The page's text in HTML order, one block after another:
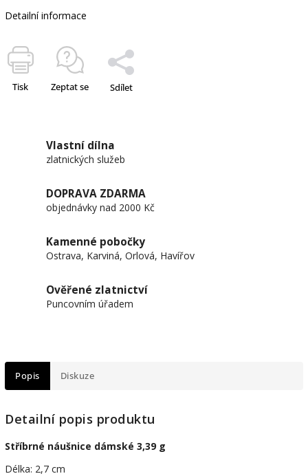
Detailní informace
Tisk Zeptat se Sdílet
Vlastní dílna
zlatnických služeb
DOPRAVA ZDARMA
objednávky nad 2000 Kč
Kamenné pobočky
Ostrava, Karviná, Orlová, Havířov
Ověřené zlatnictví
Puncovním úřadem
Popis Diskuze
Detailní popis produktu
Stříbrné náušnice dámské 3,39 g
Délka: 2,7 cm